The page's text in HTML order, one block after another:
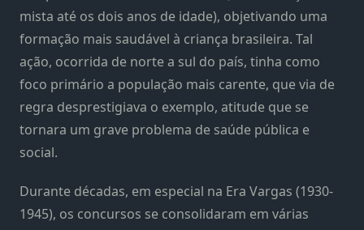
mista até os dois anos de idade), objetivando uma
formação mais saudável à criança brasileira. Tal
ação, ocorrida de norte a sul do país, tinha como
foco primário a população mais carente, que via de
regra desprestigiava o exemplo, atitude que se
tornara um grave problema de saúde pública e
social.
Durante décadas, em especial na Era Vargas (1930-
1945), os concursos se consolidaram em várias